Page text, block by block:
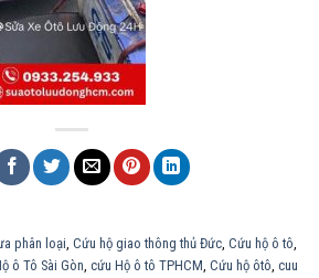
phân loại, Cứu hộ giao thông thủ Đức, Cứu hộ ô tô,
ô Tô Sài Gòn, cứu Hộ ô tô TPHCM, Cứu hộ ôtô, cuu